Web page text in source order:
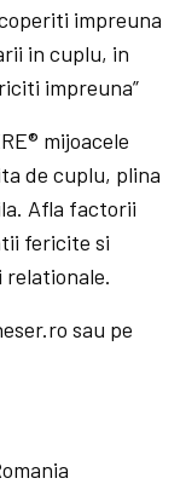
impreuna
in cuplu, in
impreuna”
mijoacele
de cuplu, plina
Afla factorii
fericite si
sau pe